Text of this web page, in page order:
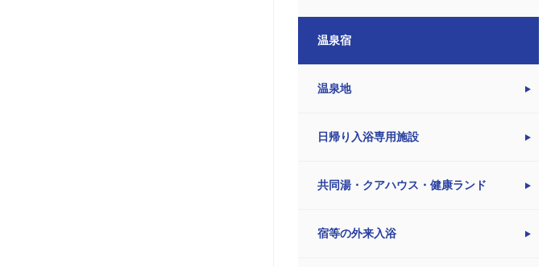
温泉宿
温泉地
日帰り入浴専用施設
共同湯・クアハウス・健康ランド
宿等の外来入浴